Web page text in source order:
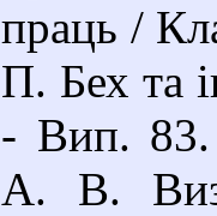
праць /
П. Бех та
- Вип. 83.
А. В.